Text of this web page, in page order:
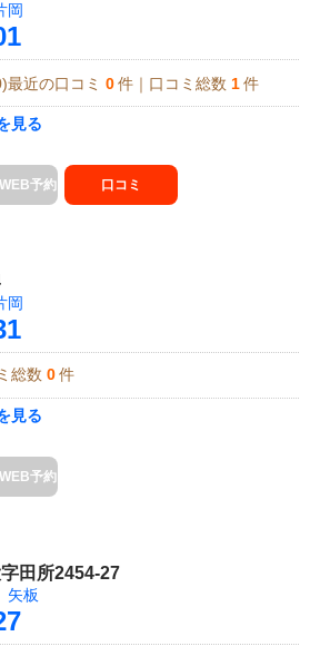
岡
最近の口コミ 0 件｜口コミ総数 1 件
見る
予約 口コミ
岡
総数 0 件
見る
予約
田所2454-27
矢板